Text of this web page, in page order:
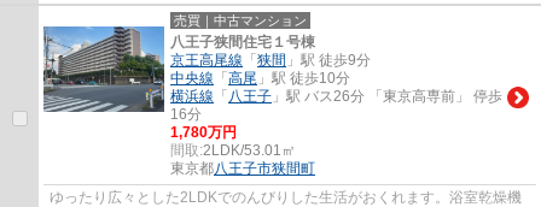
るので、配達時間に家で直接対応する必要...
売買｜中古マンション
八王子狭間住宅１号棟
京王高尾線 「 狭間 」駅 徒歩9分
中央線 「 高尾 」駅 徒歩10分
横浜線 「 八王子 」駅 バス26分 「東京高専前」 停歩
16分
1,780万円
間取:2LDK/53.01㎡
東京都八王子市狭間町
ゆったり広々とした2LDKでのんびりした生活がおくれます。浴室乾燥機